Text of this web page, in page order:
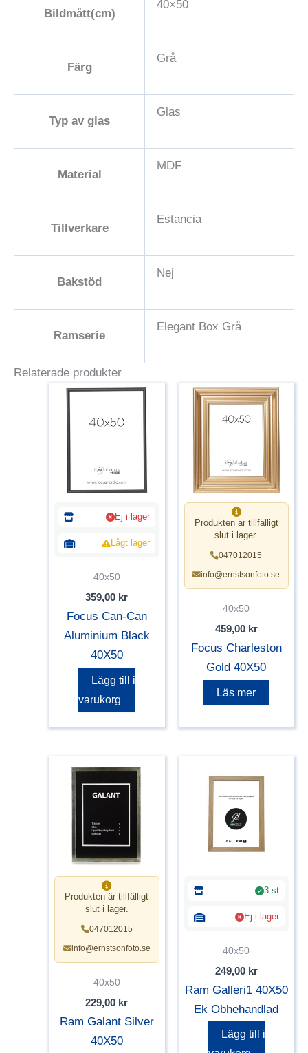
Bildmått(cm)
40×50
Färg
Grå
Typ av glas
Glas
Material
MDF
Tillverkare
Estancia
Bakstöd
Nej
Ramserie
Elegant Box Grå
Relaterade produkter
Ej i lager
Lågt lager
40x50
359,00 kr
Focus Can-Can
Aluminium Black
40X50
Lägg till i
varukorg
Produkten är tillfälligt
slut i lager.
047012015
info@ernstsonfoto.se
40x50
459,00 kr
Focus Charleston
Gold 40X50
Läs mer
Produkten är tillfälligt
slut i lager.
047012015
info@ernstsonfoto.se
40x50
229,00 kr
Ram Galant Silver
40X50
3 st
Ej i lager
40x50
249,00 kr
Ram Galleri1 40X50
Ek Obhehandlad
Lägg till i